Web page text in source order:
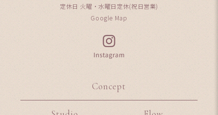
定休日 火曜・水曜日定休(祝日営業)
Google Map
Concept